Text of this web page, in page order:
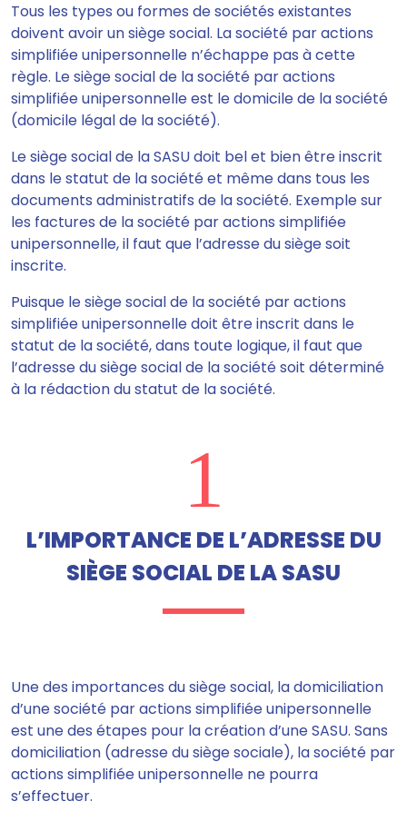
Tous les types ou formes de sociétés existantes
doivent avoir un siège social. La société par actions
simplifiée unipersonnelle n’échappe pas à cette
règle. Le siège social de la société par actions
simplifiée unipersonnelle est le domicile de la société
(domicile légal de la société).
Le siège social de la SASUdoit bel et bien être inscrit
dans le statut de la société et même dans tous les
documents administratifs de la société. Exemple sur
les factures de la société par actions simplifiée
unipersonnelle, il faut que l’adresse du siège soit
inscrite.
Puisque le siège social de la société par actions
simplifiée unipersonnelle doit être inscrit dans le
statut de la société, dans toute logique,il faut que
l’adresse du siège social de la société soit déterminé
à la rédaction du statut de la société.
1
L’IMPORTANCE DE L’ADRESSE DU
SIÈGE SOCIAL DE LA SASU
Une des importances du siège social, la domiciliation
d’une société par actions simplifiée unipersonnelle
est une des étapes pour la création d’une SASU. Sans
domiciliation (adresse du siège sociale), la société par
actions simplifiée unipersonnelle ne pourra
s’effectuer.